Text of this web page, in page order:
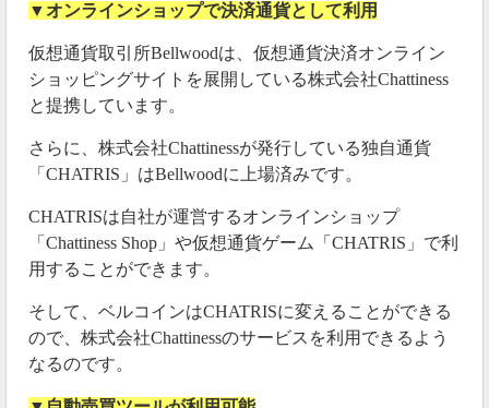
ということです。
今後どうなるか予想すらできない仮想通貨より、これ
から数倍になる仮想通貨が分かる 価格予想サイト
利用した方が堅実に稼げるかもしれません。
2020年02月18日
bellwoodから出金する方法とは
bellwoodから仮想通貨を出金する為には、取引所のお
問い合わせフォームから出金を催促する必要があるみ
たいです。
ベルコイン出金出来た方はその取引所のwithdrow
ではなくこちらのフォームから申請してるの
▼オンラインショップで決済通貨として利用
仮想通貨取引所Bellwoodは、仮想通貨決済オンライン
ショッピングサイトを展開している株式会社Chattiness
と提携しています。
さらに、株式会社Chattinessが発行している独自通貨
「CHATRIS」はBellwoodに上場済みです。
CHATRISは自社が運営するオンラインショップ
「Chattiness Shop」や仮想通貨ゲーム「CHATRIS」で利
用することができます。
そして、ベルコインはCHATRISに変えることができる
ので、株式会社Chattinessのサービスを利用できるよう
なるのです。